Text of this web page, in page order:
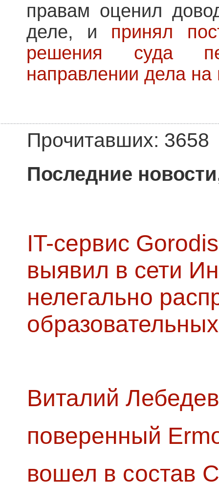
правам оценил
деле, и принял
решения суда
направлении дела
Прочитавших: 3658
Последние
IT-сервис
выявил в сети
нелегально
Виталий
поверенный
вошел в состав